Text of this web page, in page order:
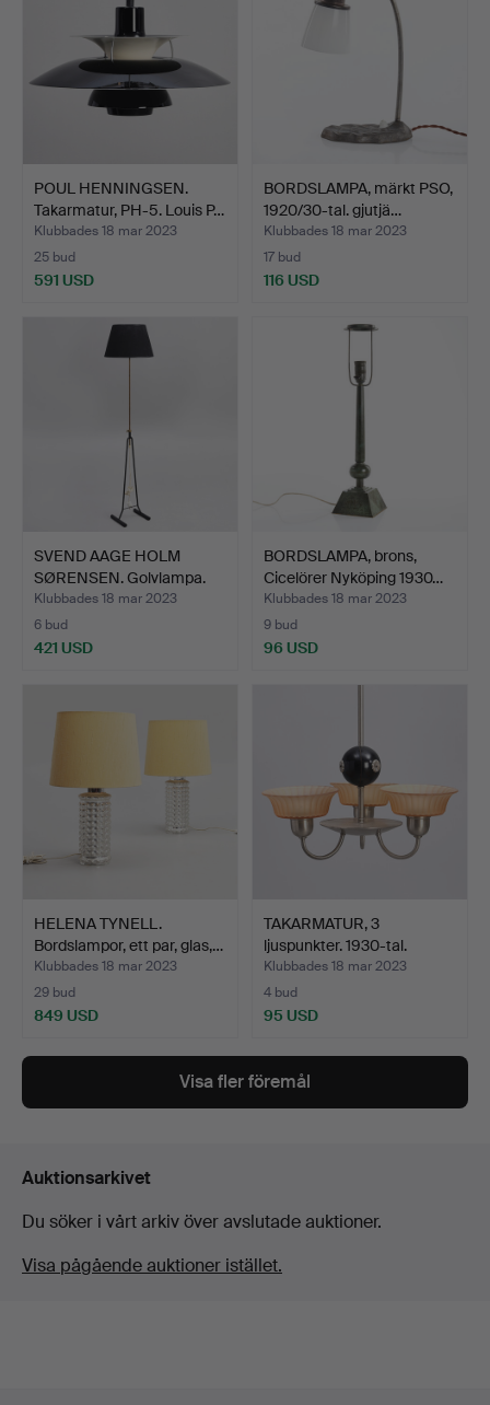
POUL HENNINGSEN.
Takarmatur, PH-5. Louis P…
Klubbades 18 mar 2023
25 bud
591 USD
BORDSLAMPA, märkt PSO,
1920/30-tal. gjutjä…
Klubbades 18 mar 2023
17 bud
116 USD
SVEND AAGE HOLM
SØRENSEN. Golvlampa.
Model…
Klubbades 18 mar 2023
6 bud
421 USD
BORDSLAMPA, brons,
Cicelörer Nyköping 1930…
Klubbades 18 mar 2023
9 bud
96 USD
HELENA TYNELL.
Bordslampor, ett par, glas,…
Klubbades 18 mar 2023
29 bud
849 USD
TAKARMATUR, 3
ljuspunkter. 1930-tal.
Swedi…
Klubbades 18 mar 2023
4 bud
95 USD
Visa fler föremål
Auktionsarkivet
Du söker i vårt arkiv över avslutade auktioner.
Visa pågående auktioner istället.